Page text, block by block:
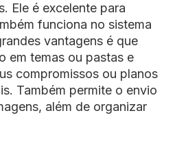
Ele é excelente para
funciona no sistema
vantagens é que
em temas ou pastas e
compromissos ou planos
Também permite o envio
além de organizar